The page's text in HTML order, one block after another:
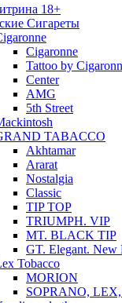
18+
Сигареты
Cigaronne
Tattoo by
Center
AMG
5th Street
TABACCO
Akhtamar
Ararat
Nostalgia
Classic
TIP TOP
TRIUMPH. VIP
MT. BLACK TIP
GT. Elegant. New
Tobacco
MORION
SOPRANO,